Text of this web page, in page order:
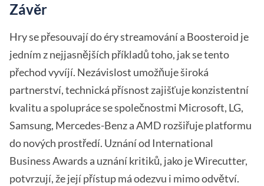
Závěr
Hry se přesouvají do éry streamování a Boosteroid je
jedním z nejjasnějších příkladů toho, jak se tento
přechod vyvíjí. Nezávislost umožňuje široká
partnerství, technická přísnost zajišťuje konzistentní
kvalitu a spolupráce se společnostmi Microsoft, LG,
Samsung, Mercedes-Benz a AMD rozšiřuje platformu
do nových prostředí. Uznání od International
Business Awards a uznání kritiků, jako je Wirecutter,
potvrzují, že její přístup má odezvu i mimo odvětví.